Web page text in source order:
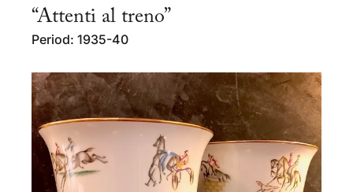
“Attenti al treno”
Period: 1935-40